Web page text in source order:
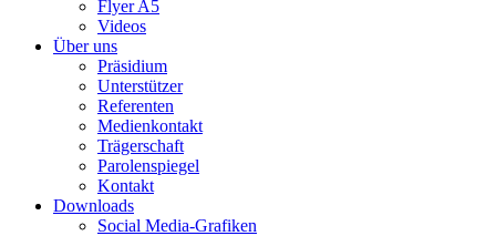
Flyer A5
Videos
Über uns
Präsidium
Unterstützer
Referenten
Medienkontakt
Trägerschaft
Parolenspiegel
Kontakt
Downloads
Social Media-Grafiken